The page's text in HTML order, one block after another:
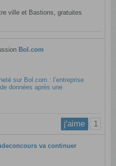
ville et Bastions, gratuites
Bol.com
sur Bol.com : l’entreprise
données après une
j'aime 1
va continuer